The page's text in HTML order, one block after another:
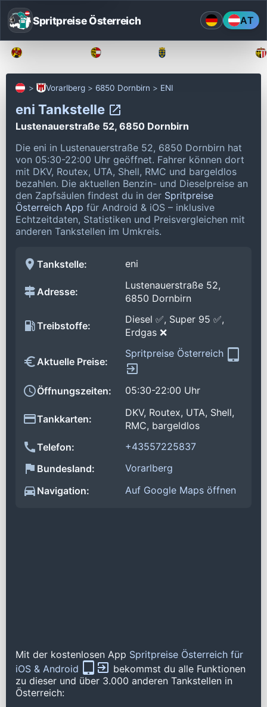
Spritpreise Österreich AT
Vorarlberg 6850 Dornbirn ENI
eni Tankstelle
Lustenauerstraße 52, 6850 Dornbirn
Die eni in Lustenauerstraße 52, 6850 Dornbirn hat
von 05:30-22:00 Uhr geöffnet. Fahrer können dort
mit DKV, Routex, UTA, Shell, RMC und bargeldlos
bezahlen. Die aktuellen Benzin- und Dieselpreise an
den Zapfsäulen findest du in der Spritpreise
Österreich App für Android & iOS – inklusive
Echtzeitdaten, Statistiken und Preisvergleichen mit
anderen Tankstellen im Umkreis.
Tankstelle: eni
Adresse:
Lustenauerstraße 52,
6850 Dornbirn
Treibstoffe:
Diesel ✅, Super 95 ✅,
Erdgas ❌
Aktuelle Preise:
Spritpreise Österreich
Öffnungszeiten: 05:30-22:00 Uhr
Tankkarten:
DKV, Routex, UTA, Shell,
RMC, bargeldlos
Telefon:
+43557225837
Bundesland:
Vorarlberg
Navigation:
Auf Google Maps öffnen
Mit der kostenlosen App Spritpreise Österreich für
iOS & Android
bekommst du alle Funktionen
zu dieser und über 3.000 anderen Tankstellen in
Österreich: